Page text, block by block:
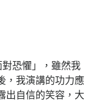
恐懼」，雖然我
，我演講的功力應
出自信的笑容，大